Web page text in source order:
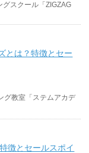
スクール「ZIGZAG
とは？特徴とセー
グ教室「ステムアカデ
徴とセールスポイ